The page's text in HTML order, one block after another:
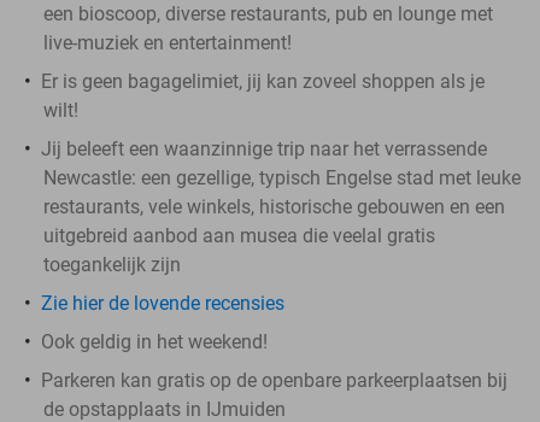
een bioscoop, diverse restaurants, pub en lounge met
live-muziek en entertainment!
Er is geen bagagelimiet, jij kan zoveel shoppen als je
wilt!
Jij beleeft een waanzinnige trip naar het verrassende
Newcastle: een gezellige, typisch Engelse stad met leuke
restaurants, vele winkels, historische gebouwen en een
uitgebreid aanbod aan musea die veelal gratis
toegankelijk zijn
Zie hier de lovende recensies
Ook geldig in het weekend!
Parkeren kan gratis op de openbare parkeerplaatsen bij
de opstapplaats in IJmuiden